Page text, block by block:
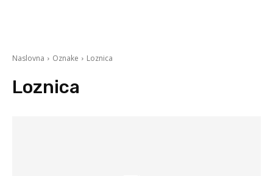
Naslovna Oznake Loznica
Loznica